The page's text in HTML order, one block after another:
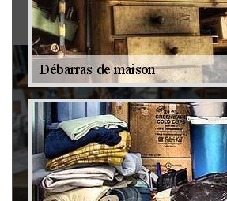
Antiquaire 79